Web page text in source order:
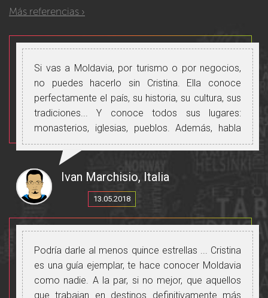
Más referencias ›
Si vas a Moldavia, por turismo o por negocios,
no puedes hacerlo sin Cristina. Ella conoce
perfectamente el país, su historia, su cultura, sus
tradiciones... Y conoce todos sus lugares:
monasterios, iglesias, pueblos. Además, habla
perfecto ruso, rumano e italiano y te permitirá
comunicarte con todas las personas que
conozcas.
Gracias, Cristina, por hacer este viaje hermoso e
inolvidable.
Ivan Marchisio, Italia
13.05.2018
Podría darle al menos quince estrellas ... Cristina
es una guía ejemplar, te hace conocer Moldavia
como nadie. A la par, si no mejor, que aquellos
que trabajan en destinos definitivamente más